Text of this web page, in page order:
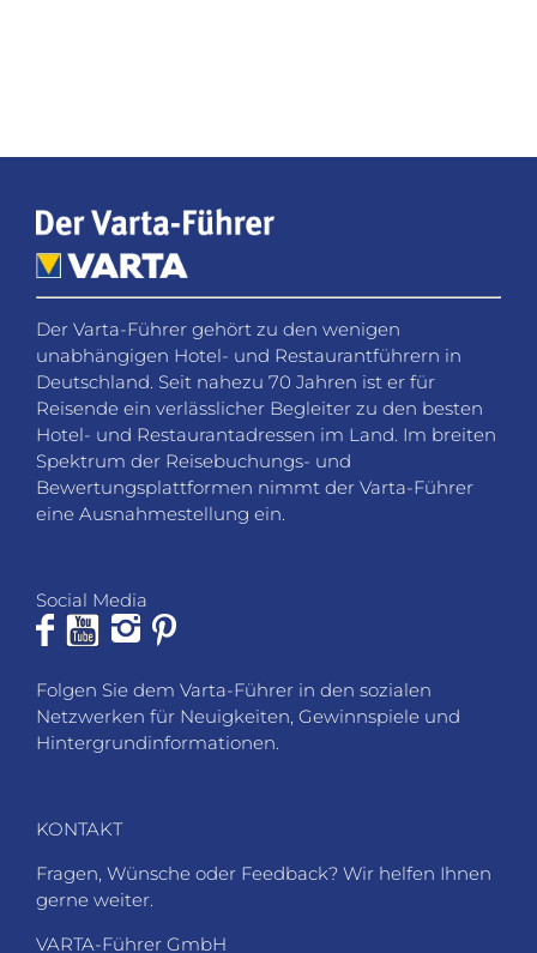
Der Varta-Führer gehört zu den wenigen
unabhängigen Hotel- und Restaurantführern in
Deutschland. Seit nahezu 70 Jahren ist er für
Reisende ein verlässlicher Begleiter zu den besten
Hotel- und Restaurantadressen im Land. Im breiten
Spektrum der Reisebuchungs- und
Bewertungsplattformen nimmt der Varta-Führer
eine Ausnahmestellung ein.
Social Media
Folgen Sie dem Varta-Führer in den sozialen
Netzwerken für Neuigkeiten, Gewinnspiele und
Hintergrundinformationen.
KONTAKT
Fragen, Wünsche oder Feedback? Wir helfen Ihnen
gerne weiter.
VARTA-Führer GmbH